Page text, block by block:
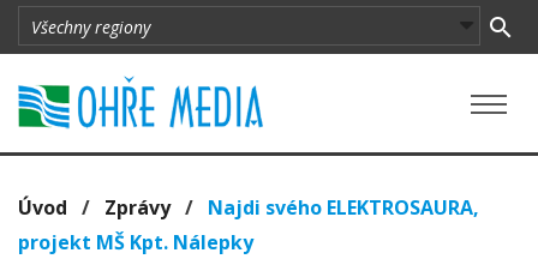
Úvod / Zprávy/ Najdi svého ELEKTROSAURA,
projekt MŠ Kpt. Nálepky